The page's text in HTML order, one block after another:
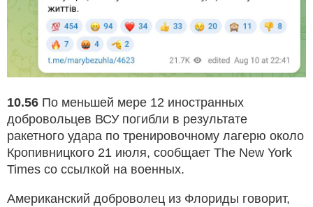
10.56 По меньшей мере 12 иностранных
добровольцев ВСУ погибли в результате
ракетного удара по тренировочному лагерю около
Кропивницкого 21 июля, сообщает The New York
Times со ссылкой на военных.
Американский доброволец из Флориды говорит,